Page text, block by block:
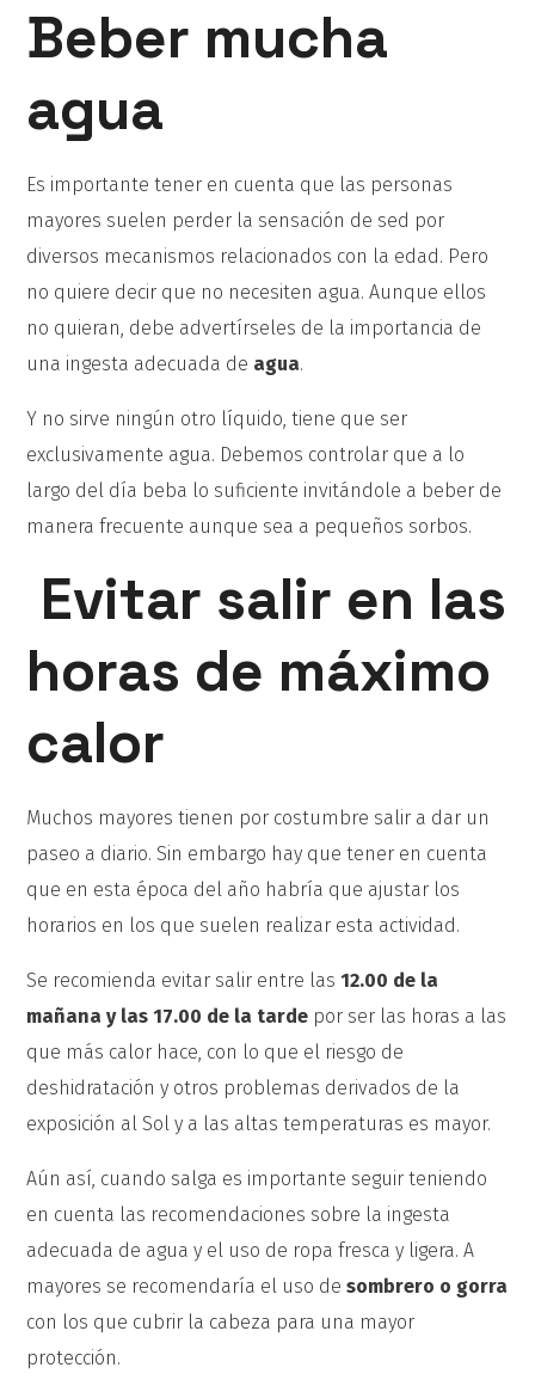
Beber mucha
agua
Es importante tener en cuenta que las personas
mayores suelen perder la sensación de sed por
diversos mecanismos relacionados con la edad. Pero
no quiere decir que no necesiten agua. Aunque ellos
no quieran, debe advertírseles de la importancia de
una ingesta adecuada de agua.
Y no sirve ningún otro líquido, tiene que ser
exclusivamente agua. Debemos controlar que a lo
largo del día beba lo suficiente invitándole a beber de
manera frecuente aunque sea a pequeños sorbos.
Evitar salir en las
horas de máximo
calor
Muchos mayores tienen por costumbre salir a dar un
paseo a diario. Sin embargo hay que tener en cuenta
que en esta época del año habría que ajustar los
horarios en los que suelen realizar esta actividad.
Se recomienda evitar salir entre las12.00 de la
mañana y las 17.00 de la tarde por ser las horas a las
que más calor hace, con lo que el riesgo de
deshidratación y otros problemas derivados de la
exposición al Sol y a las altas temperaturas es mayor.
Aún así, cuando salga es importante seguir teniendo
en cuenta las recomendaciones sobre la ingesta
adecuada de agua y el uso de ropa fresca y ligera. A
mayores se recomendaría el uso desombrero o gorra
con los que cubrir la cabeza para una mayor
protección.